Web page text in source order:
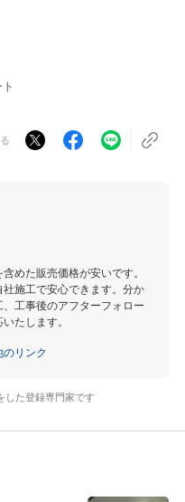
めた販売価格が安いです。
施工で安心できます。分か
工事後のアフターフォロー
たします。
のリンク
した登録専門家です